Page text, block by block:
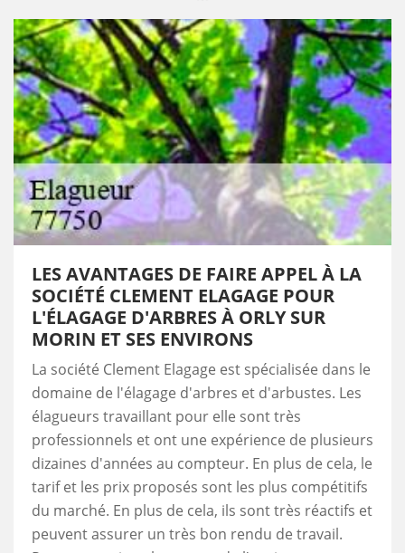
LES AVANTAGES DE FAIRE APPEL À LA
SOCIÉTÉ CLEMENT ELAGAGE POUR
L'ÉLAGAGE D'ARBRES À ORLY SUR
MORIN ET SES ENVIRONS
La société Clement Elagage est spécialisée dans le
domaine de l'élagage d'arbres et d'arbustes. Les
élagueurs travaillant pour elle sont très
professionnels et ont une expérience de plusieurs
dizaines d'années au compteur. En plus de cela, le
tarif et les prix proposés sont les plus compétitifs
du marché. En plus de cela, ils sont très réactifs et
peuvent assurer un très bon rendu de travail.